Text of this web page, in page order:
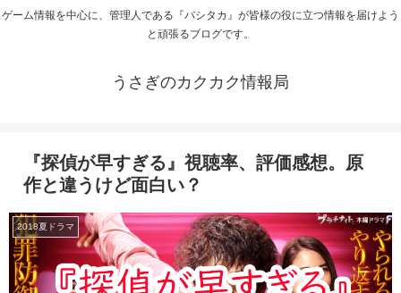
ゲーム情報を中心に、管理人である『バシタカ』が皆様の役に立つ情報を届けよう
と頑張るブログです。
うさぎのカクカク情報局
『探偵が早すぎる』視聴率、評価感想。原
作と違うけど面白い？
2018夏ドラマ